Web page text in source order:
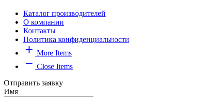
Каталог производителей
О компании
Контакты
Политика конфиденциальности
add More Items
remove Close Items
Отправить заявку
Имя